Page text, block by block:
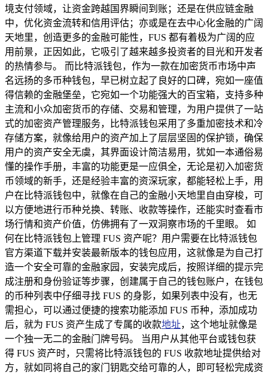
境支付领域，让资金跨越国界瞬间到账；还是在供应链金融
中，优化资金流转和信用评估；亦或是在去中心化金融的广阔
天地里，创造更多的金融可能性，FUS 都有着极为广阔的应
用前景，正因如此，它吸引了越来越多投资者的目光和开发者
的热情参与。 而比特派钱包，作为一款在加密货币市场中声
名远扬的多币种钱包，早已树立起了良好的口碑，宛如一座值
得信赖的金融堡垒，它宛如一个功能强大的百宝箱，支持多种
主流和小众加密货币的存储、交易和管理，为用户提供了一站
式的加密资产管理服务，比特派钱包采用了多重加密技术和冷
存储方案，就像给用户的资产加上了层层坚固的保护锁，确保
用户的资产安全无虞，其界面设计简洁易用，犹如一本通俗易
懂的操作手册，丰富的功能更是一应俱全，无论是初入加密货
币领域的新手，还是经验丰富的资深玩家，都能轻松上手，用
户在比特派钱包中，就像在自己的金融小天地里自由穿梭，可
以方便地进行币种兑换、转账、收款等操作，还能实时查看市
场行情和资产价值，仿佛拥有了一双洞察市场的千里眼。 如
何在比特派钱包上管理 FUS 资产呢？用户需要在比特派钱包
官方渠道下载并安装最新版本的钱包应用，这就像是为自己打
造一个安全可靠的金融家园，安装完成后，按照详细的提示完
成注册和身份验证等步骤，创建属于自己的钱包账户，在钱包
的币种列表中仔细寻找 FUS 的身影，如果列表中没有，也无
需担心，可以通过便捷的搜索功能添加 FUS 币种，添加成功
后，就为 FUS 资产生成了专属的收款地址，这个地址就像是
一个独一无二的金融门牌号码。 当用户从其他平台或钱包获
得 FUS 资产时，只需将比特派钱包的 FUS 收款地址提供给对
方，就如同将自己的家门钥匙交给可靠的人，即可轻松完成资